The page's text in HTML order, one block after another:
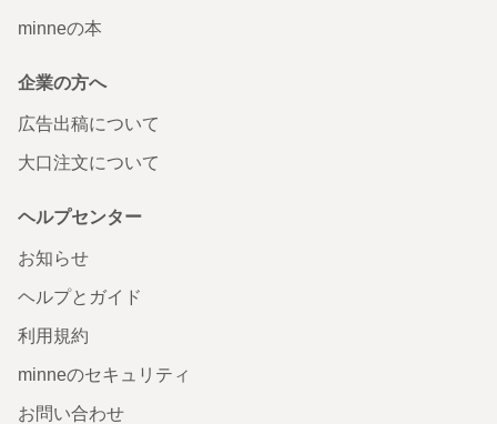
minneの本
企業の方へ
広告出稿について
大口注文について
ヘルプセンター
お知らせ
ヘルプとガイド
利用規約
minneのセキュリティ
お問い合わせ